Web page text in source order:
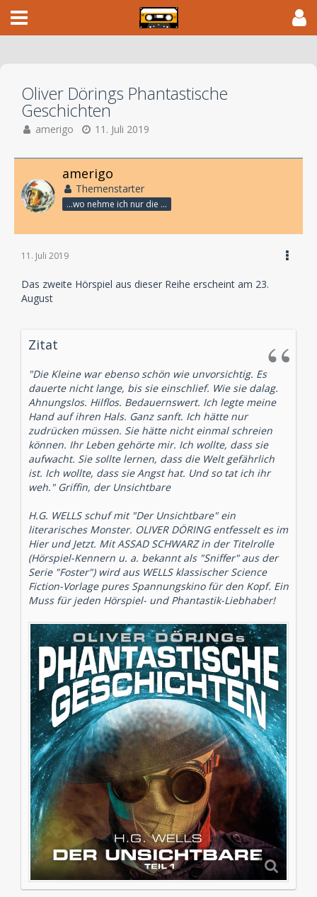
Oliver Dörings Phantastische
Geschichten
amerigo 11. Juli 2019
amerigo
Themenstarter
...wo nehme ich nur die Zeit her, so vieles nicht zu hören?
11. Juli 2019
Das zweite Hörspiel aus dieser Reihe erscheint am 23.
August
Zitat
"Die Kleine war ebenso schön wie unvorsichtig. Es
dauerte nicht lange, bis sie einschlief. Wie sie dalag.
Ahnungslos. Hilflos. Bedauernswert. Ich legte meine
Hand auf ihren Hals. Ganz sanft. Ich hätte nur
zudrücken müssen. Sie hätte nicht einmal schreien
können. Ihr Leben gehörte mir. Ich wollte, dass sie
aufwacht. Sie sollte lernen, dass die Welt gefährlich
ist. Ich wollte, dass sie Angst hat. Und so tat ich ihr
weh." Griffin, der Unsichtbare
H.G. WELLS schuf mit "Der Unsichtbare" ein
literarisches Monster. OLIVER DÖRING entfesselt es im
Hier und Jetzt. Mit ASSAD SCHWARZ in der Titelrolle
(Hörspiel-Kennern u. a. bekannt als "Sniffer" aus der
Serie "Foster") wird aus WELLS klassischer Science
Fiction-Vorlage pures Spannungskino für den Kopf. Ein
Muss für jeden Hörspiel- und Phantastik-Liebhaber!